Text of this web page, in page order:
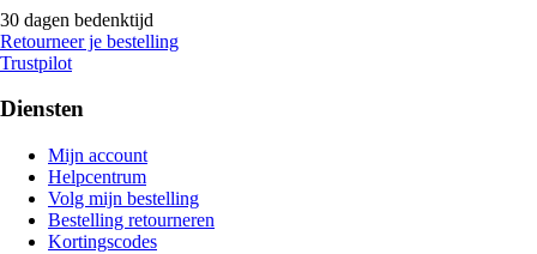
30 dagen bedenktijd
Retourneer je bestelling
Trustpilot
Diensten
Mijn account
Helpcentrum
Volg mijn bestelling
Bestelling retourneren
Kortingscodes